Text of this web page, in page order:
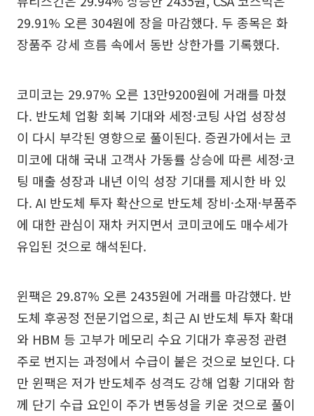
29.91% 오른 304원에 장을 마감했다. 두 종목은 화
장품주 강세 흐름 속에서 동반 상한가를 기록했다.
코미코는 29.97% 오른 13만9200원에 거래를 마쳤
다. 반도체 업황 회복 기대와 세정·코팅 사업 성장성
이 다시 부각된 영향으로 풀이된다. 증권가에서는 코
미코에 대해 국내 고객사 가동률 상승에 따른 세정·코
팅 매출 성장과 내년 이익 성장 기대를 제시한 바 있
다. AI 반도체 투자 확산으로 반도체 장비·소재·부품주
에 대한 관심이 재차 커지면서 코미코에도 매수세가
유입된 것으로 해석된다.
윈팩은 29.87% 오른 2435원에 거래를 마감했다. 반
도체 후공정 전문기업으로, 최근 AI 반도체 투자 확대
와 HBM 등 고부가 메모리 수요 기대가 후공정 관련
주로 번지는 과정에서 수급이 붙은 것으로 보인다. 다
만 윈팩은 저가 반도체주 성격도 강해 업황 기대와 함
께 단기 수급 요인이 주가 변동성을 키운 것으로 풀이